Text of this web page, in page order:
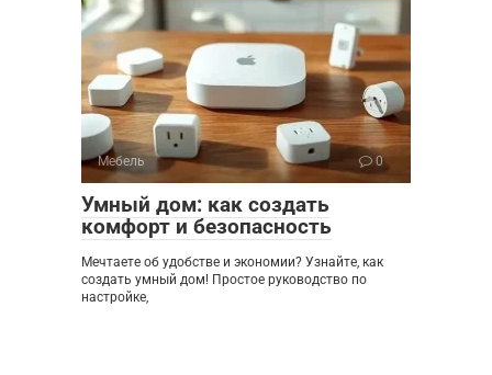
Мебель 0
Умный дом: как создать
комфорт и безопасность
Мечтаете об удобстве и экономии? Узнайте, как
создать умный дом! Простое руководство по
настройке,